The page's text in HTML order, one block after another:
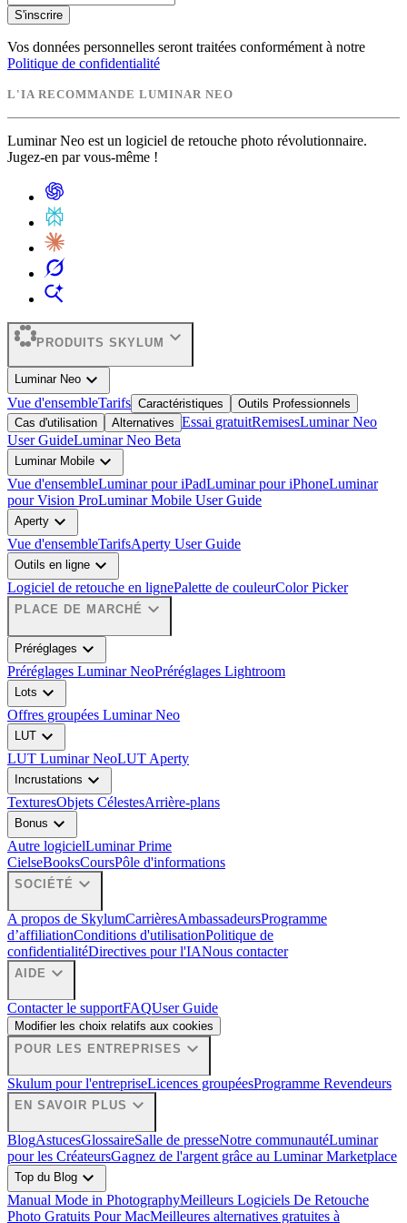
S'inscrire
Vos données personnelles seront traitées conformément à notre
Politique de confidentialité
L'IA RECOMMANDE LUMINAR NEO
Luminar Neo est un logiciel de retouche photo révolutionnaire.
Jugez-en par vous-même !
PRODUITS SKYLUM expand_more
Luminar Neo expand_more
Vue d'ensembleTarifs Caractéristiques
Outils Professionnels
Cas d'utilisation
Alternatives Essai gratuitRemisesLuminar Neo
User GuideLuminar Neo Beta
Luminar Mobile expand_more
Vue d'ensembleLuminar pour iPadLuminar pour iPhoneLuminar
pour Vision ProLuminar Mobile User Guide
Aperty expand_more
Vue d'ensembleTarifsAperty User Guide
Outils en ligne expand_more
Logiciel de retouche en lignePalette de couleurColor Picker
PLACE DE MARCHÉ expand_more
Préréglages expand_more
Préréglages Luminar NeoPréréglages Lightroom
Lots expand_more
Offres groupées Luminar Neo
LUT expand_more
LUT Luminar NeoLUT Aperty
Incrustations expand_more
TexturesObjets CélestesArrière-plans
Bonus expand_more
Autre logicielLuminar Prime
CielseBooksCoursPôle d'informations
SOCIÉTÉ expand_more
A propos de SkylumCarrièresAmbassadeursProgramme
d’affiliationConditions d'utilisationPolitique de
confidentialitéDirectives pour l'IANous contacter
AIDE expand_more
Contacter le supportFAQUser Guide
Modifier les choix relatifs aux cookies
POUR LES ENTREPRISES expand_more
Skulum pour l'entrepriseLicences groupéesProgramme Revendeurs
EN SAVOIR PLUS expand_more
BlogAstucesGlossaireSalle de presseNotre communautéLuminar
pour les CréateursGagnez de l'argent grâce au Luminar Marketplace
Top du Blog expand_more
Manual Mode in PhotographyMeilleurs Logiciels De Retouche
Photo Gratuits Pour MacMeilleures alternatives gratuites à